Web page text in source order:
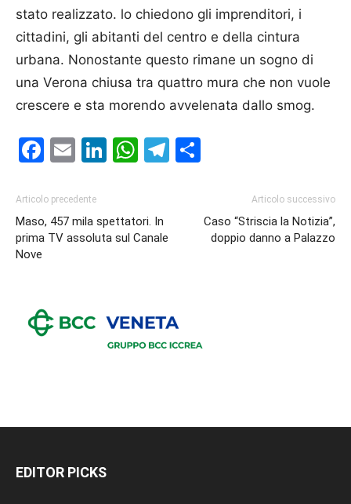
stato realizzato. lo chiedono gli imprenditori, i
cittadini, gli abitanti del centro e della cintura
urbana. Nonostante questo rimane un sogno di
una Verona chiusa tra quattro mura che non vuole
crescere e sta morendo avvelenata dallo smog.
Facebook
EmailLinkedIn
WhatsApp
Telegram
Articolo precedente
Maso, 457 mila spettatori. In
prima TV assoluta sul Canale
Nove
Articolo successivo
Caso “Striscia la Notizia”,
doppio danno a Palazzo
EDITOR PICKS